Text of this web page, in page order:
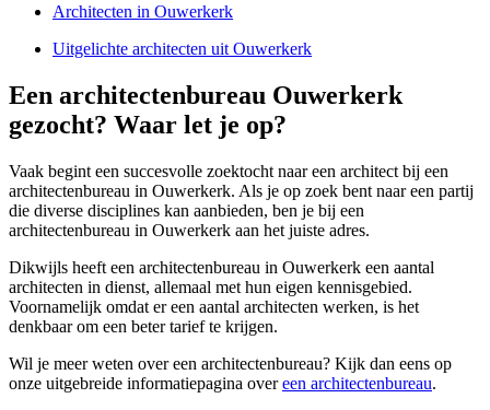
Architecten in Ouwerkerk
Uitgelichte architecten uit Ouwerkerk
Een architectenbureau Ouwerkerk
gezocht? Waar let je op?
Vaak begint een succesvolle zoektocht naar een architect bij een
architectenbureau in Ouwerkerk. Als je op zoek bent naar een partij
die diverse disciplines kan aanbieden, ben je bij een
architectenbureau in Ouwerkerk aan het juiste adres.
Dikwijls heeft een architectenbureau in Ouwerkerk een aantal
architecten in dienst, allemaal met hun eigen kennisgebied.
Voornamelijk omdat er een aantal architecten werken, is het
denkbaar om een beter tarief te krijgen.
Wil je meer weten over een architectenbureau? Kijk dan eens op
onze uitgebreide informatiepagina overeen architectenbureau.